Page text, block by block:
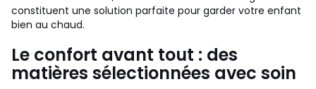
constituent une solution parfaite pour garder votre enfant
bien au chaud.
Le confort avant tout : des
matières sélectionnées avec soin